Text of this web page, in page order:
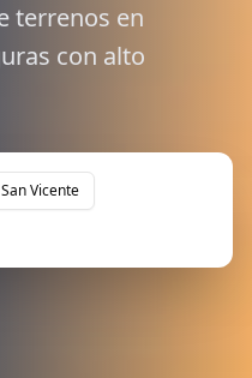
terrenos en
con alto
San Vicente